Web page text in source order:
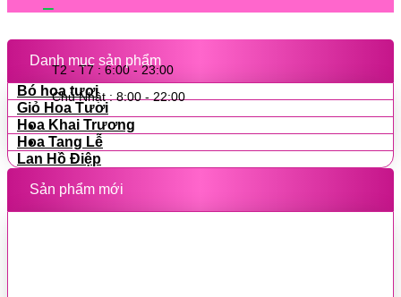
T2 - T7 : 6:00 - 23:00
Chủ Nhật : 8:00 - 22:00
Danh mục sản phẩm
Bó hoa tươi
Giỏ Hoa Tươi
Hoa Khai Trương
Hoa Tang Lễ
Lan Hồ Điệp
Sản phẩm mới